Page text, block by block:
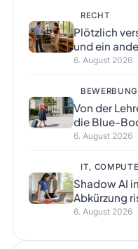
RECHT
Plötzlich
und ein
6. August 2026
BEWERBUNG
Von der
die Blue-
6. August 2026
IT,
Shadow AI
Abkürzung
6. August 2026